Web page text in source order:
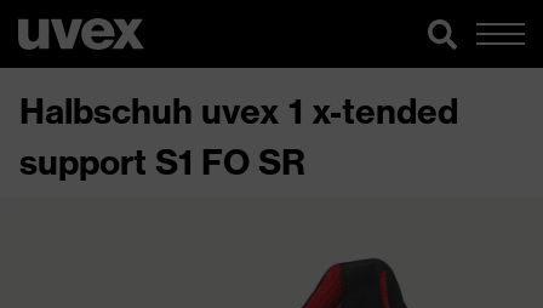
Halbschuh uvex 1 x-tended
support S1 FO SR